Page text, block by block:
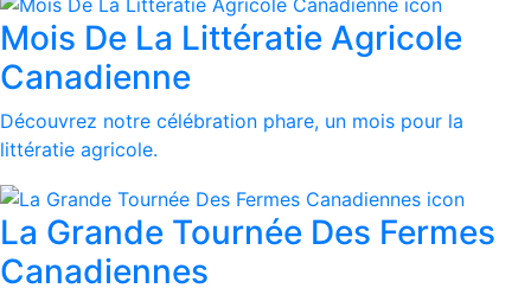
Mois De La Littératie Agricole
Canadienne
Découvrez notre célébration phare, un mois pour la
littératie agricole.
La Grande Tournée Des Fermes
Canadiennes